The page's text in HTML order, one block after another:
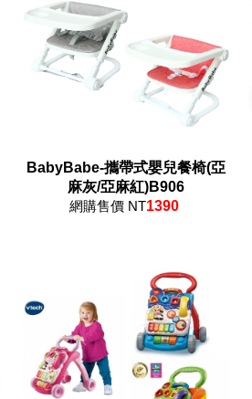
BabyBabe-攜帶式嬰兒餐椅(亞
麻灰/亞麻紅)B906
網購售價 NT1390